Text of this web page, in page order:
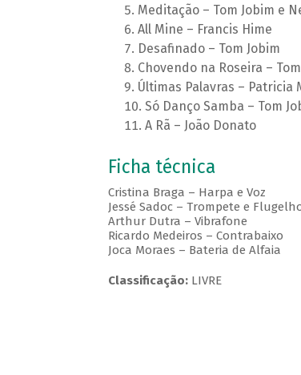
Meditação – Tom Jobim e
All Mine – Francis Hime
Desafinado – Tom Jobim
Chovendo na Roseira –
Últimas Palavras – Patricia
Só Danço Samba – Tom
A Rã – João Donato
Ficha técnica
Cristina Braga – Harpa e Voz
Jessé Sadoc – Trompete e
Arthur Dutra – Vibrafone
Ricardo Medeiros – Contrabaixo
Joca Moraes – Bateria de Alfaia
Classificação:LIVRE